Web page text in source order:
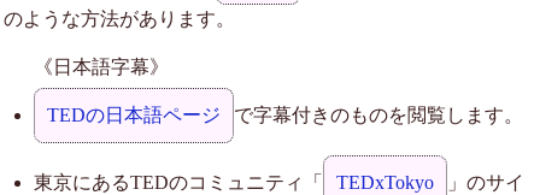
のような方法があります。
《日本語字幕》
TEDの日本語ページ で字幕付きのものを閲覧します。
東京にあるTEDのコミュニティ「 TEDxTokyo 」のサイ